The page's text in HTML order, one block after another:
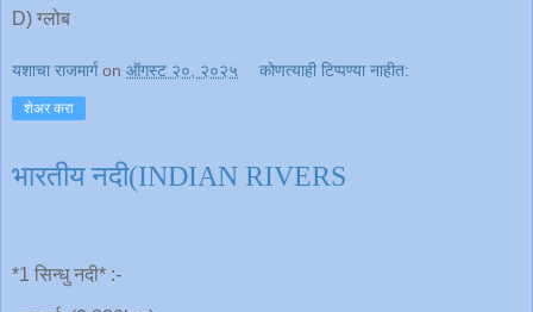
D) ग्लोब
यशाचा राजमार्ग on ऑगस्ट २०, २०२५ कोणत्याही टिप्पण्‍या नाहीत:
शेअर करा
भारतीय नदी(INDIAN RIVERS
*1 सिन्धु नदी* :-